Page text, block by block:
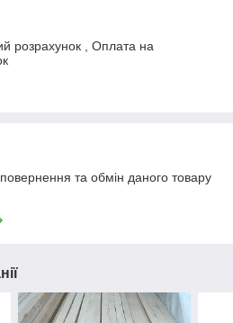
розрахунок , Оплата на
та обмін даного товару